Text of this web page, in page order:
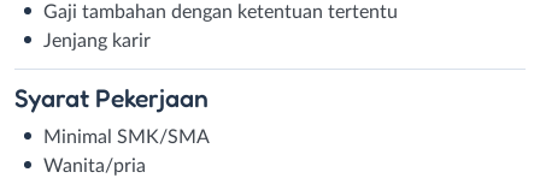
Gaji tambahan dengan ketentuan tertentu
Jenjang karir
Syarat Pekerjaan
Minimal SMK/SMA
Wanita/pria